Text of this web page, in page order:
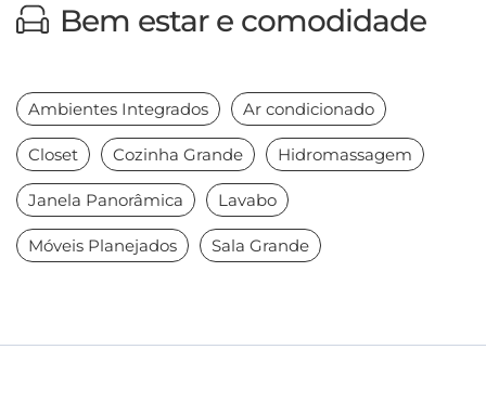
Bem estar e comodidade
Ambientes Integrados Ar condicionado
Closet Cozinha Grande Hidromassagem
Janela Panorâmica Lavabo
Móveis Planejados Sala Grande